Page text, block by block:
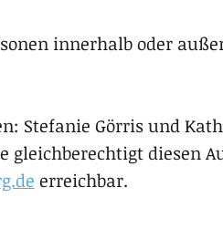
innerhalb oder
Ste­fa­nie Gör­ris und
gleich­be­rech­tigt die­sen
erreichbar.